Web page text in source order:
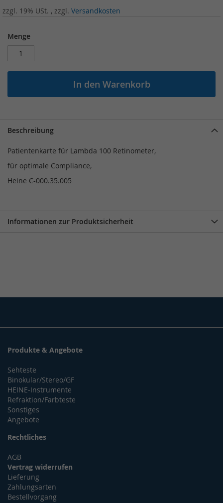
zzgl. 19% USt. , zzgl. Versandkosten
Menge
In den Warenkorb
Beschreibung
Patientenkarte für Lambda 100 Retinometer,
für optimale Compliance,
Heine C-000.35.005
Informationen zur Produktsicherheit
Produkte & Angebote
Sehteste
Binokular/Stereo/GF
HEINE-Instrumente
Refraktion/Farbteste
Sonstiges
Angebote
Rechtliches
AGB
Vertrag widerrufen
Lieferung
Zahlungsarten
Bestellvorgang